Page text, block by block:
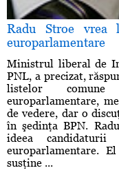
Radu Stroe vrea
europarlamentare
Ministrul liberal de
PNL, a precizat,
listelor comune
europarlamentare,
de vedere, dar o
în şedinţa BPN.
ideea
europarlamentare.
susţine ...